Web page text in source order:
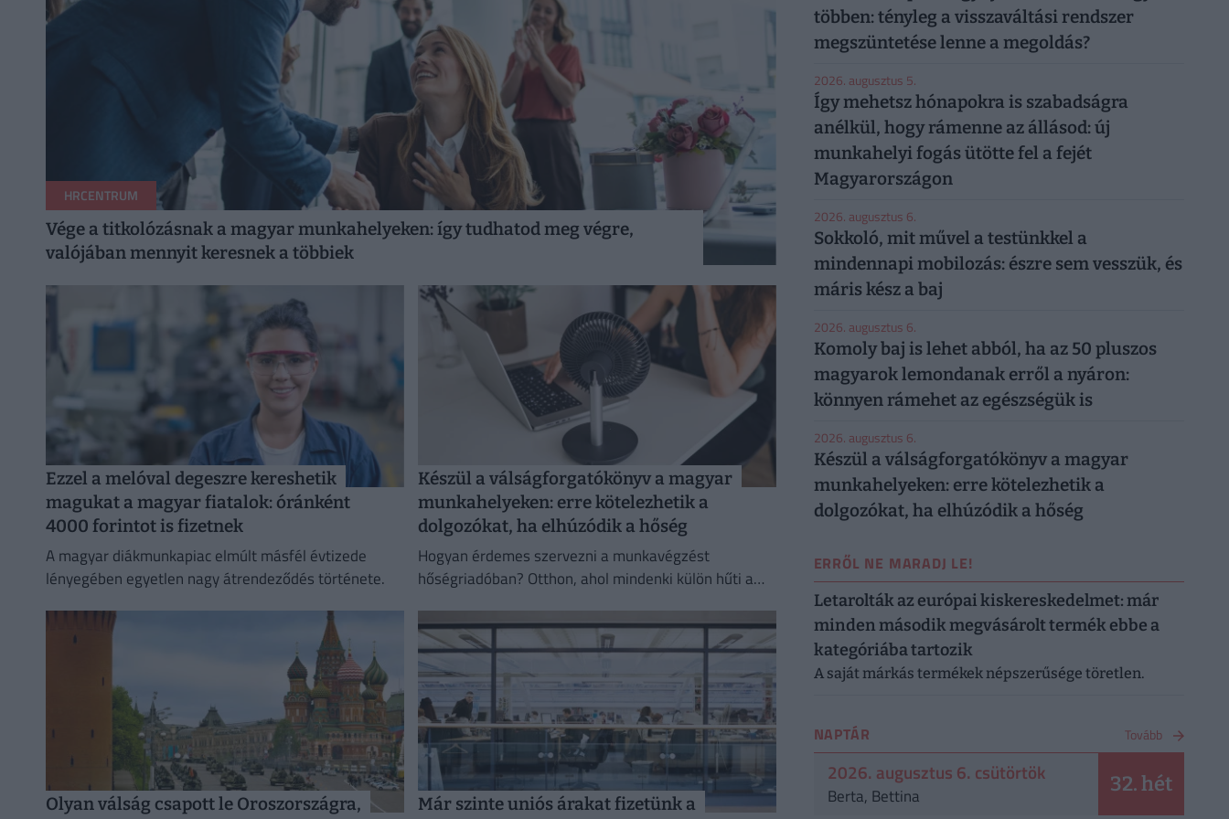
HRCENTRUM
Vége a titkolózásnak a magyar munkahelyeken: így tudhatod meg végre,
valójában mennyit keresnek a többiek
Ezzel a melóval degeszre kereshetik
magukat a magyar fiatalok: óránként
4000 forintot is fizetnek
A magyar diákmunkapiac elmúlt másfél évtizede
lényegében egyetlen nagy átrendeződés története.
Készül a válságforgatókönyv a magyar
munkahelyeken: erre kötelezhetik a
dolgozókat, ha elhúzódik a hőség
Hogyan érdemes szervezni a munkavégzést
hőségriadóban? Otthon, ahol mindenki külön hűti a
irodaházban, ahol a hűtés központilag működik.
Olyan válság csapott le Oroszországra,
Már szinte uniós árakat fizetünk a
többen: tényleg a visszaváltási rendszer
megszüntetése lenne a megoldás?
2026. augusztus 5.
Így mehetsz hónapokra is szabadságra
anélkül, hogy rámenne az állásod: új
munkahelyi fogás ütötte fel a fejét
Magyarországon
2026. augusztus 6.
Sokkoló, mit művel a testünkkel a
mindennapi mobilozás: észre sem vesszük, és
máris kész a baj
2026. augusztus 6.
Komoly baj is lehet abból, ha az 50 pluszos
magyarok lemondanak erről a nyáron:
könnyen rámehet az egészségük is
2026. augusztus 6.
Készül a válságforgatókönyv a magyar
munkahelyeken: erre kötelezhetik a
dolgozókat, ha elhúzódik a hőség
ERRŐL NE MARADJ LE!
Letarolták az európai kiskereskedelmet: már
minden második megvásárolt termék ebbe a
kategóriába tartozik
A saját márkás termékek népszerűsége töretlen.
NAPTÁR Tovább
2026. augusztus 6. csütörtök
Berta, Bettina 32. hét